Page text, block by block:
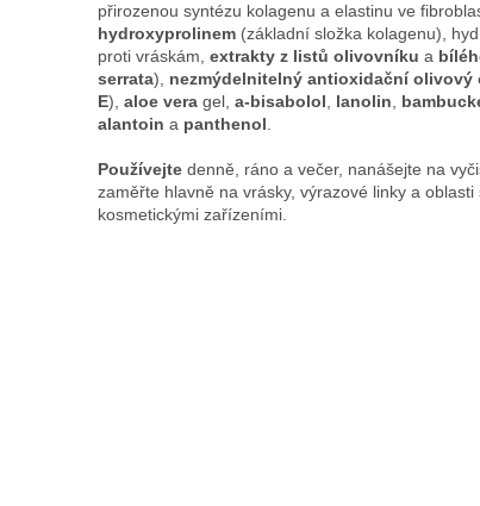
přirozenou syntézu kolagenu a elastinu ve
hydroxyprolinem (základní složka kolagenu),
proti vráskám, extrakty z listů olivovníku a
serrata), nezmýdelnitelný antioxidační olivový
E), aloe vera gel, a-bisabolol lanolin
alantoin a panthenol
Používejte denně, ráno a večer, nanášejte na
zaměřte hlavně na vrásky, výrazové linky a
kosmetickými zařízeními.